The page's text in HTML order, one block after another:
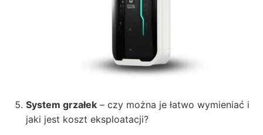
System grzałek – czy można je łatwo wymieniać i
jaki jest koszt eksploatacji?